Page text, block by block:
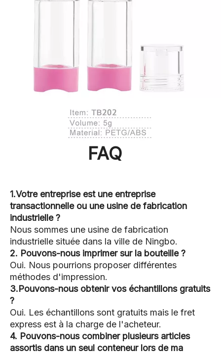
FAQ
1.Votre entreprise est une entreprise
transactionnelle ou une usine de fabrication
industrielle ?
Nous sommes une usine de fabrication
industrielle située dans la ville de Ningbo.
2. Pouvons-nous imprimer sur la bouteille ?
Oui. Nous pourrions proposer différentes
méthodes d'impression.
3.Pouvons-nous obtenir vos échantillons gratuits
?
Oui. Les échantillons sont gratuits mais le fret
express est à la charge de l'acheteur.
4. Pouvons-nous combiner plusieurs articles
assortis dans un seul conteneur lors de ma